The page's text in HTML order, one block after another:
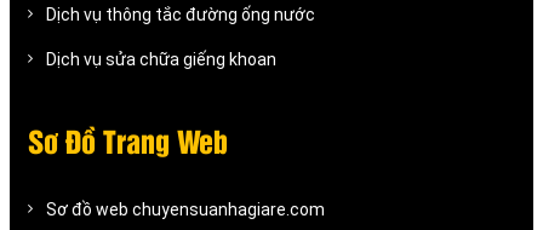
Dịch vụ thông tắc đường ống nước
Dịch vụ sửa chữa giếng khoan
Sơ Đồ Trang Web
Sơ đồ web chuyensuanhagiare.com